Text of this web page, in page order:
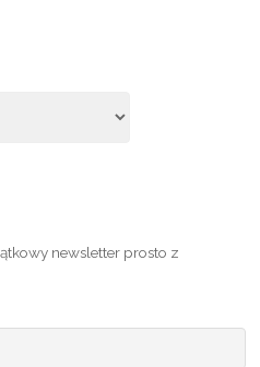
newsletter prosto z